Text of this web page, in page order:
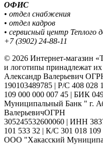
ОФИС
• отдел снабжения
• отдел кадров
• сервисный центр Теплого
+7 (3902) 24-88-11
© 2026 Интернет-магазин
и логотипы принадлежат
Александр Валерьевич
190103489785 | Р/С 408 028
109 000 000 007 45 | БИК
Муниципальный Банк " г.
ВалерьевичОГРН
305245532600060 | ИНН
101 533 32 | К/С 301 018
ООО "Хакасский